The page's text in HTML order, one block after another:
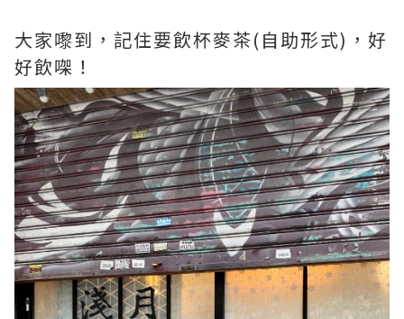
大家嚟到，記住要飲杯麥茶(自助形式)，好
好飲㗎！